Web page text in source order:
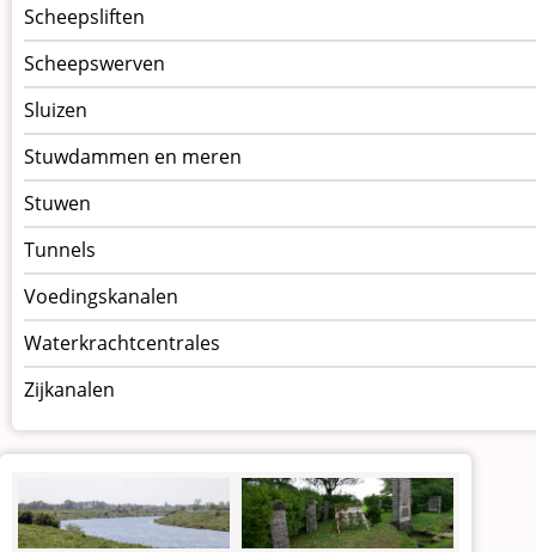
Scheepsliften
Scheepswerven
Sluizen
Stuwdammen en meren
Stuwen
Tunnels
Voedingskanalen
Waterkrachtcentrales
Zijkanalen